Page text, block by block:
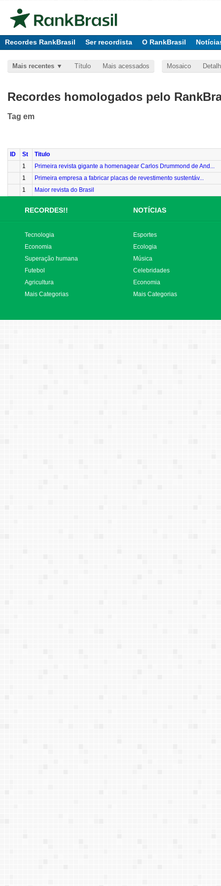
Recordes RankBrasil Ser recordista O RankBrasil
Mais recentes Título Mais acessados Mosaico
Recordes homologados pelo
Tag em
ID St
Titulo
1
Primeira revista gigante a homenagear Carlos Drummond de And...
1
Primeira empresa a fabricar placas de revestimento sustentáv...
1
Maior revista do Brasil
RECORDES!! NOTÍCIAS
Tecnologia
Economia
Superação humana
Futebol
Agricultura
Mais Categorias
Esportes
Ecologia
Música
Celebridades
Economia
Mais Categorias